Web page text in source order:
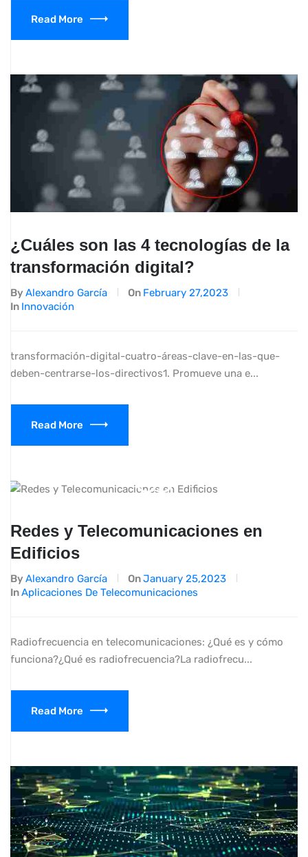
Read More
¿Cuáles son las 4 tecnologías de la
transformación digital?
By Alexandro García On February 27,2023
In Innovación
transformación-digital-cuatro-áreas-clave-en-las-que-
deben-centrarse-los-directivos1. Promueve una e...
Read More
Redes y Telecomunicaciones en
Edificios
By Alexandro García OnJanuary 25,2023
InAplicaciones De Telecomunicaciones
Radiofrecuencia en telecomunicaciones: ¿Qué es y cómo
funciona?¿Qué es radiofrecuencia?La radiofrecu...
Read More